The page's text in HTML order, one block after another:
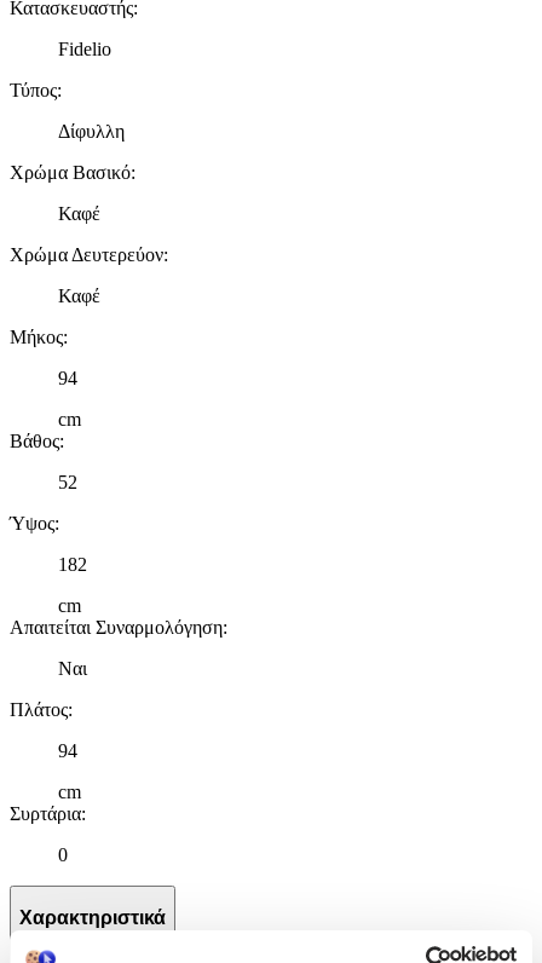
Κατασκευαστής:
Fidelio
Τύπος:
Δίφυλλη
Χρώμα Βασικό:
Καφέ
Χρώμα Δευτερεύον:
Καφέ
Μήκος:
94
cm
Βάθος:
52
Ύψος:
182
cm
Απαιτείται Συναρμολόγηση:
Ναι
Πλάτος:
94
cm
Συρτάρια:
0
Χαρακτηριστικά